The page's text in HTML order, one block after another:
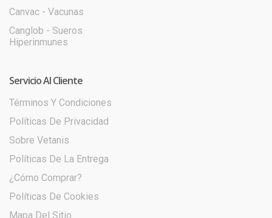
Canvac - Vacunas
Canglob - Sueros
Hiperinmunes
Servicio Al Cliente
Términos Y Condiciones
Políticas De Privacidad
Sobre Vetanis
Políticas De La Entrega
¿Cómo Comprar?
Políticas De Cookies
Mapa Del Sitio